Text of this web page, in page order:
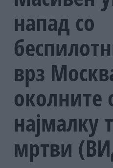
напад со
врз
околните
најмалку
мртви